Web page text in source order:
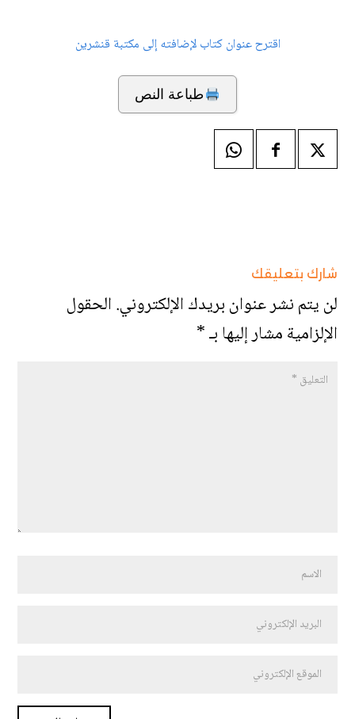
اقترح عنوان كتاب لإضافته إلى مكتبة قنشرين
طباعة النص
شارك بتعليقك
لن يتم نشر عنوان بريدك الإلكتروني.الحقول
الإلزامية مشار إليها بـ*